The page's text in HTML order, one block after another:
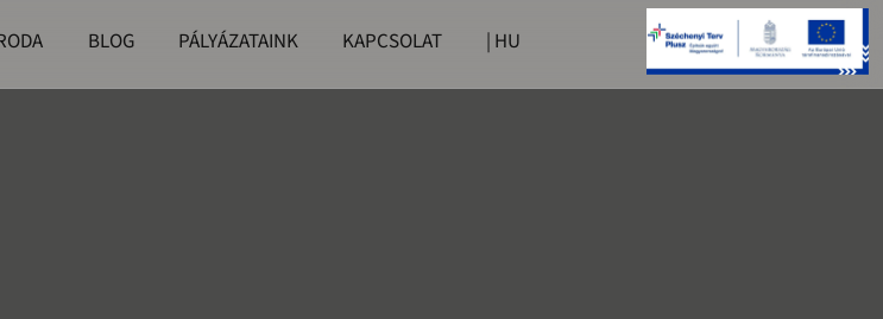
BLOG PÁLYÁZATAINK KAPCSOLAT | HU